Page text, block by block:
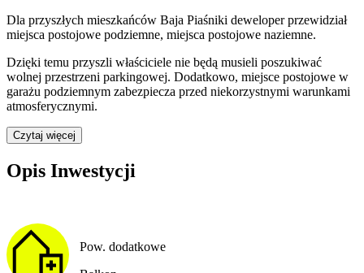
Dla przyszłych mieszkańców Baja Piaśniki deweloper przewidział
miejsca postojowe podziemne, miejsca postojowe naziemne.
Dzięki temu przyszli właściciele nie będą musieli poszukiwać
wolnej przestrzeni parkingowej. Dodatkowo, miejsce postojowe w
garażu podziemnym zabezpiecza przed niekorzystnymi warunkami
atmosferycznymi.
Czytaj więcej
Opis Inwestycji
Pow. dodatkowe